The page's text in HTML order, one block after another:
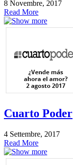
8 Novembre, 2017
Read More
Cuarto Poder
4 Settembre, 2017
Read More